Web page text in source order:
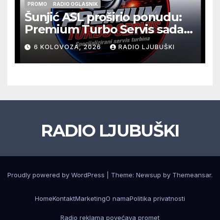
PROMO RADIO OGLASNIK
Šunjić ASL proširio ponudu:
Premium Turbo Servis sada
na jednoj adresi u Ljubuškom
6 KOLOVOZA, 2026 RADIO LJUBUŠKI
RADIO LJUBUŠKI
Proudly powered by WordPress Theme: Newsup by Themeansar.
HomeKontaktMarketingO namaPolitika privatnosti
Radio reklama povećava promet